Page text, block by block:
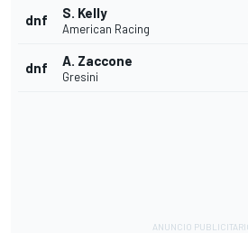
dnf S. Kelly
American Racing
dnf A. Zaccone
Gresini